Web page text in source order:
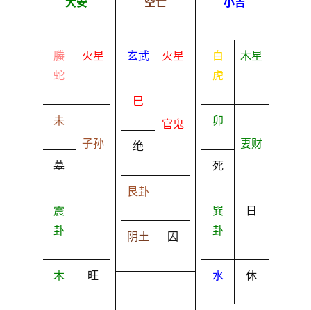
螣
蛇
火星
未
墓
子孙
震
卦
木 旺
玄武 火星
巳
绝
官鬼
艮卦
阴土 囚
白
虎
木星
卯
死
妻财
巽
卦
日
水 休